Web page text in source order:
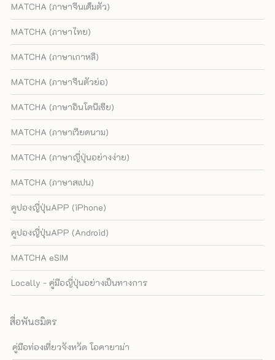
MATCHA (ภาษาจีนเต็มตัว)
MATCHA (ภาษาไทย)
MATCHA (ภาษาเกาหลี)
MATCHA (ภาษาจีนตัวย่อ)
MATCHA (ภาษาอินโดนีเซีย)
MATCHA (ภาษาเวียดนาม)
MATCHA (ภาษาญี่ปุ่นอย่างง่าย)
MATCHA (ภาษาสเปน)
คูปองญี่ปุ่นAPP (iPhone)
คูปองญี่ปุ่นAPP (Android)
MATCHA eSIM
Locally - คู่มือญี่ปุ่นอย่างเป็นทางการ
สื่อพันธมิตร
คู่มือท่องเที่ยวจังหวัด โอคายาม่า